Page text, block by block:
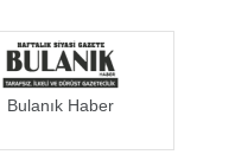
Bulanık Haber